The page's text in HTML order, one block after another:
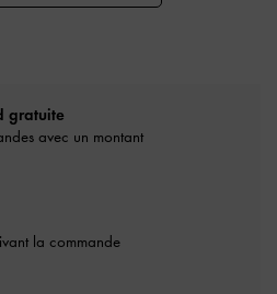
gratuite
avec un montant
la commande